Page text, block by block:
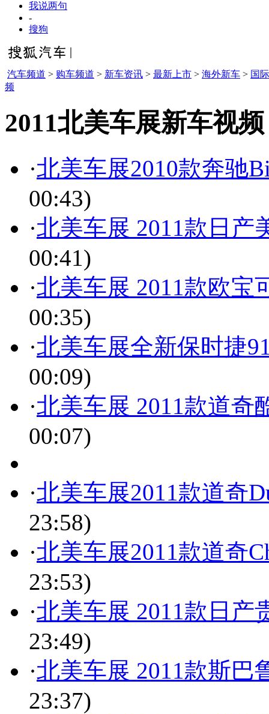
我说两句
-
搜狗
汽车频道 > 购车频道 > 新车资讯 > 最新上市 > 海外新车 > 国
频
2011北美车展新车视频
·北美车展2010款奔驰
00:43)
·北美车展 2011款日产
00:41)
·北美车展 2011款欧宝
00:35)
·北美车展全新保时捷
00:09)
·北美车展 2011款道奇
00:07)
·北美车展2011款道奇
23:58)
·北美车展2011款道奇
23:53)
·北美车展 2011款日产
23:49)
·北美车展 2011款斯巴
23:37)